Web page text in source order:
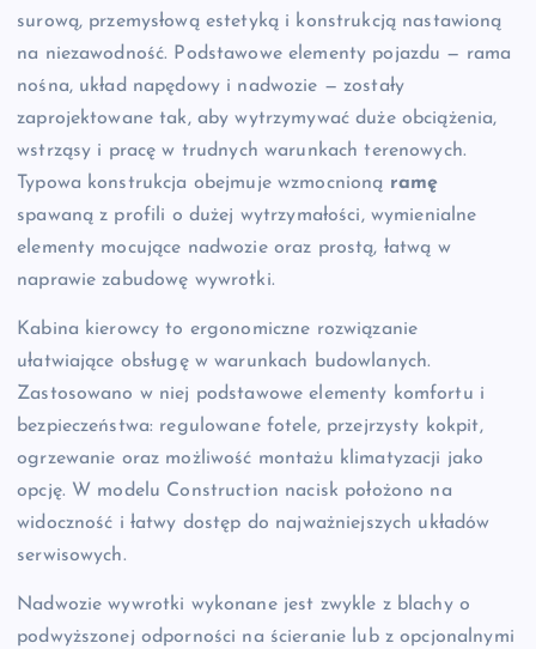
surową, przemysłową estetyką i konstrukcją nastawioną
na niezawodność. Podstawowe elementy pojazdu — rama
nośna, układ napędowy i nadwozie — zostały
zaprojektowane tak, aby wytrzymywać duże obciążenia,
wstrząsy i pracę w trudnych warunkach terenowych.
Typowa konstrukcja obejmuje wzmocnioną ramę
spawaną z profili o dużej wytrzymałości, wymienialne
elementy mocujące nadwozie oraz prostą, łatwą w
naprawie zabudowę wywrotki.
Kabina kierowcy to ergonomiczne rozwiązanie
ułatwiające obsługę w warunkach budowlanych.
Zastosowano w niej podstawowe elementy komfortu i
bezpieczeństwa: regulowane fotele, przejrzysty kokpit,
ogrzewanie oraz możliwość montażu klimatyzacji jako
opcję. W modelu Construction nacisk położono na
widoczność i łatwy dostęp do najważniejszych układów
serwisowych.
Nadwozie wywrotki wykonane jest zwykle z blachy o
podwyższonej odporności na ścieranie lub z opcjonalnymi